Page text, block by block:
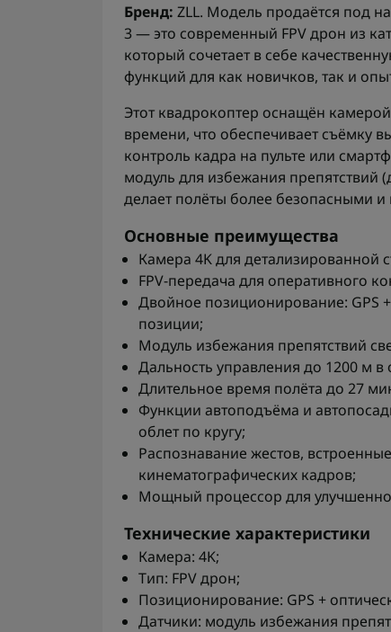
Бренд: ZLL. Модель продаётся под
3 — это современный FPV дрон из
который сочетает в себе
функций для как новичков, так и
Этот квадрокоптер оснащён
времени, что обеспечивает съёмку
контроль кадра на пульте или
модуль для избежания препятствий
делает полёты более безопасными
Основные преимущества
Камера 4K для детализированной
FPV-передача для оперативного
Двойное позиционирование: GPS
позиции;
Модуль избежания препятствий
Дальность управления до 1200 м
Длительное время полёта до 27
Функции автоподъёма и
облет по кругу;
Распознавание жестов,
кинематографических кадров;
Мощный процессор для
Технические характеристики
Камера: 4K;
Тип: FPV дрон;
Позиционирование: GPS +
Датчики: модуль избежания